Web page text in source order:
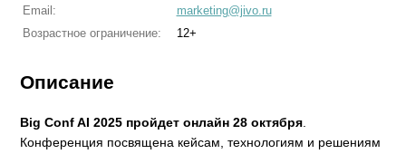
Email:
marketing@jivo.ru
Возрастное ограничение:
12+
Описание
Big Conf AI 2025 пройдет онлайн 28 октября.
Конференция посвящена кейсам, технологиям и решениям